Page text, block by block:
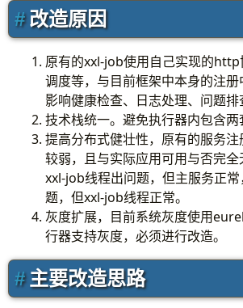
调度中心
调度中心 执行器侧
改造原因
原有的xxl-job使用自己实现的http
调度等，与目前框架中本身的注
影响健康检查、日志处理、问题排
技术栈统一。避免执行器内包含两
提高分布式健壮性，原有的服务
较弱，且与实际应用可用与否完
xxl-job线程出问题，但主服务正
题，但xxl-job线程正常。
灰度扩展，目前系统灰度使用
行器支持灰度，必须进行改造。
主要改造思路